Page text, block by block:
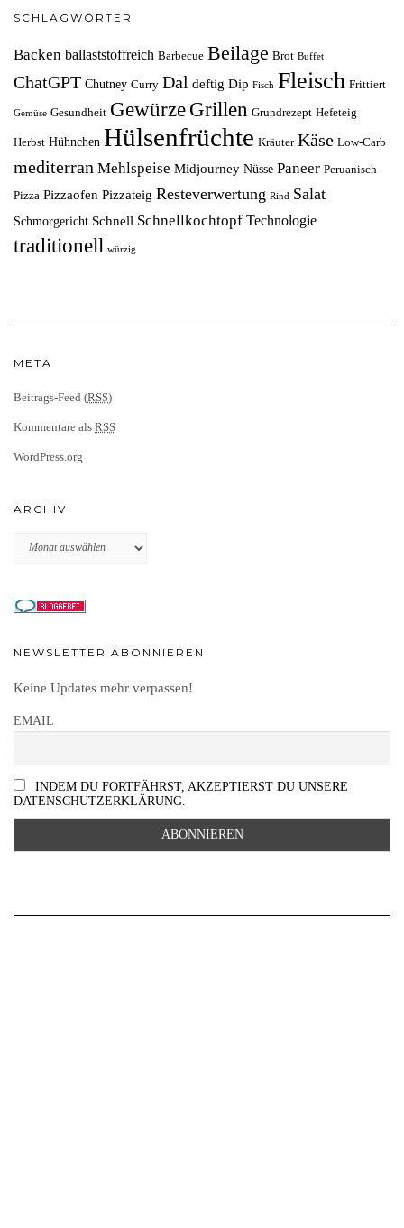
SCHLAGWÖRTER
Backen ballaststoffreich Barbecue Beilage Brot Buffet
ChatGPT Chutney Curry Dal deftig Dip Fisch Fleisch Frittiert
Gemüse Gesundheit Gewürze Grillen Grundrezept Hefeteig
Herbst Hühnchen Hülsenfrüchte Kräuter Käse Low-Carb
mediterran Mehlspeise Midjourney Nüsse Paneer Peruanisch
Pizza Pizzaofen Pizzateig Resteverwertung Rind Salat
Schmorgericht Schnell Schnellkochtopf Technologie
traditionell würzig
META
Beitrags-Feed (RSS)
Kommentare als RSS
WordPress.org
ARCHIV
Archiv
NEWSLETTER ABONNIEREN
Keine Updates mehr verpassen!
EMAIL
INDEM DU FORTFÄHRST, AKZEPTIERST DU UNSERE
DATENSCHUTZERKLÄRUNG.